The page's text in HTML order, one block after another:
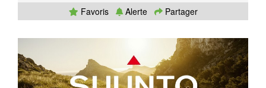
Favoris
Alerte Partager